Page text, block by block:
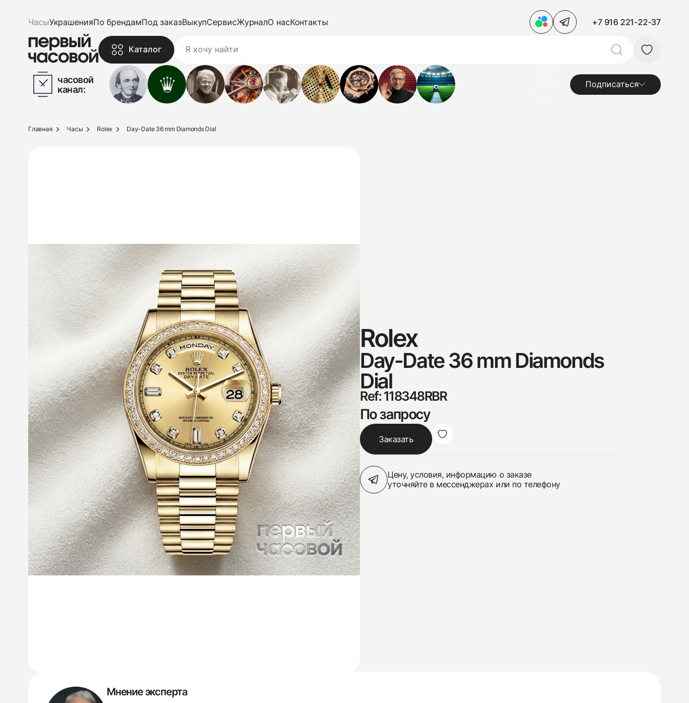
ЧасыУкрашенияПо брендамПод заказВыкупСервисЖурналО насКонтакты +7 916 221-22-37
Каталог
часовой
канал:
Подписаться
Главная Часы Rolex Day-Date 36 mm Diamonds Dial
Rolex
Day-Date 36 mm Diamonds
Dial
Ref: 118348RBR
По запросу
Заказать
Цену, условия, информацию о заказе
уточняйте в мессенджерах или по телефону
Мнение эксперта